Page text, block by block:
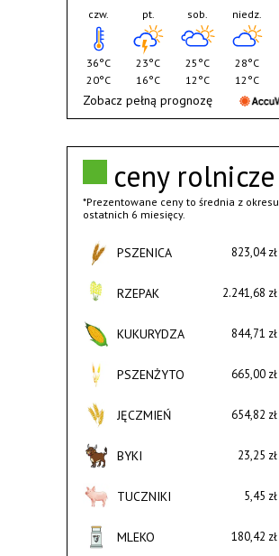
ceny rolnicze
*Prezentowane ceny to średnia z okresu
ostatnich 6 miesięcy.
PSZENICA 823,04 zł
RZEPAK 2.241,68 zł
KUKURYDZA 844,71 zł
PSZENŻYTO 665,00 zł
JĘCZMIEŃ 654,82 zł
BYKI 23,25 zł
TUCZNIKI 5,45 zł
MLEKO 180,42 zł
czw.
36°C
20°C
pt.
23°C
16°C
sob.
25°C
12°C
niedz.
28°C
12°C
Zobacz pełną prognozę